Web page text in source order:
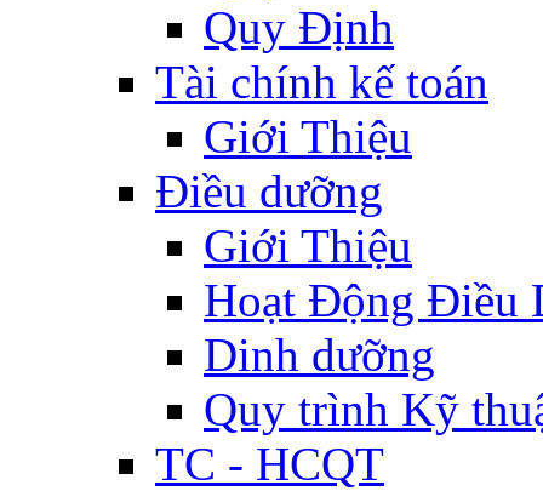
Quy Định
Tài chính kế toán
Giới Thiệu
Điều dưỡng
Giới Thiệu
Hoạt Động Điều
Dinh dưỡng
Quy trình Kỹ
TC - HCQT